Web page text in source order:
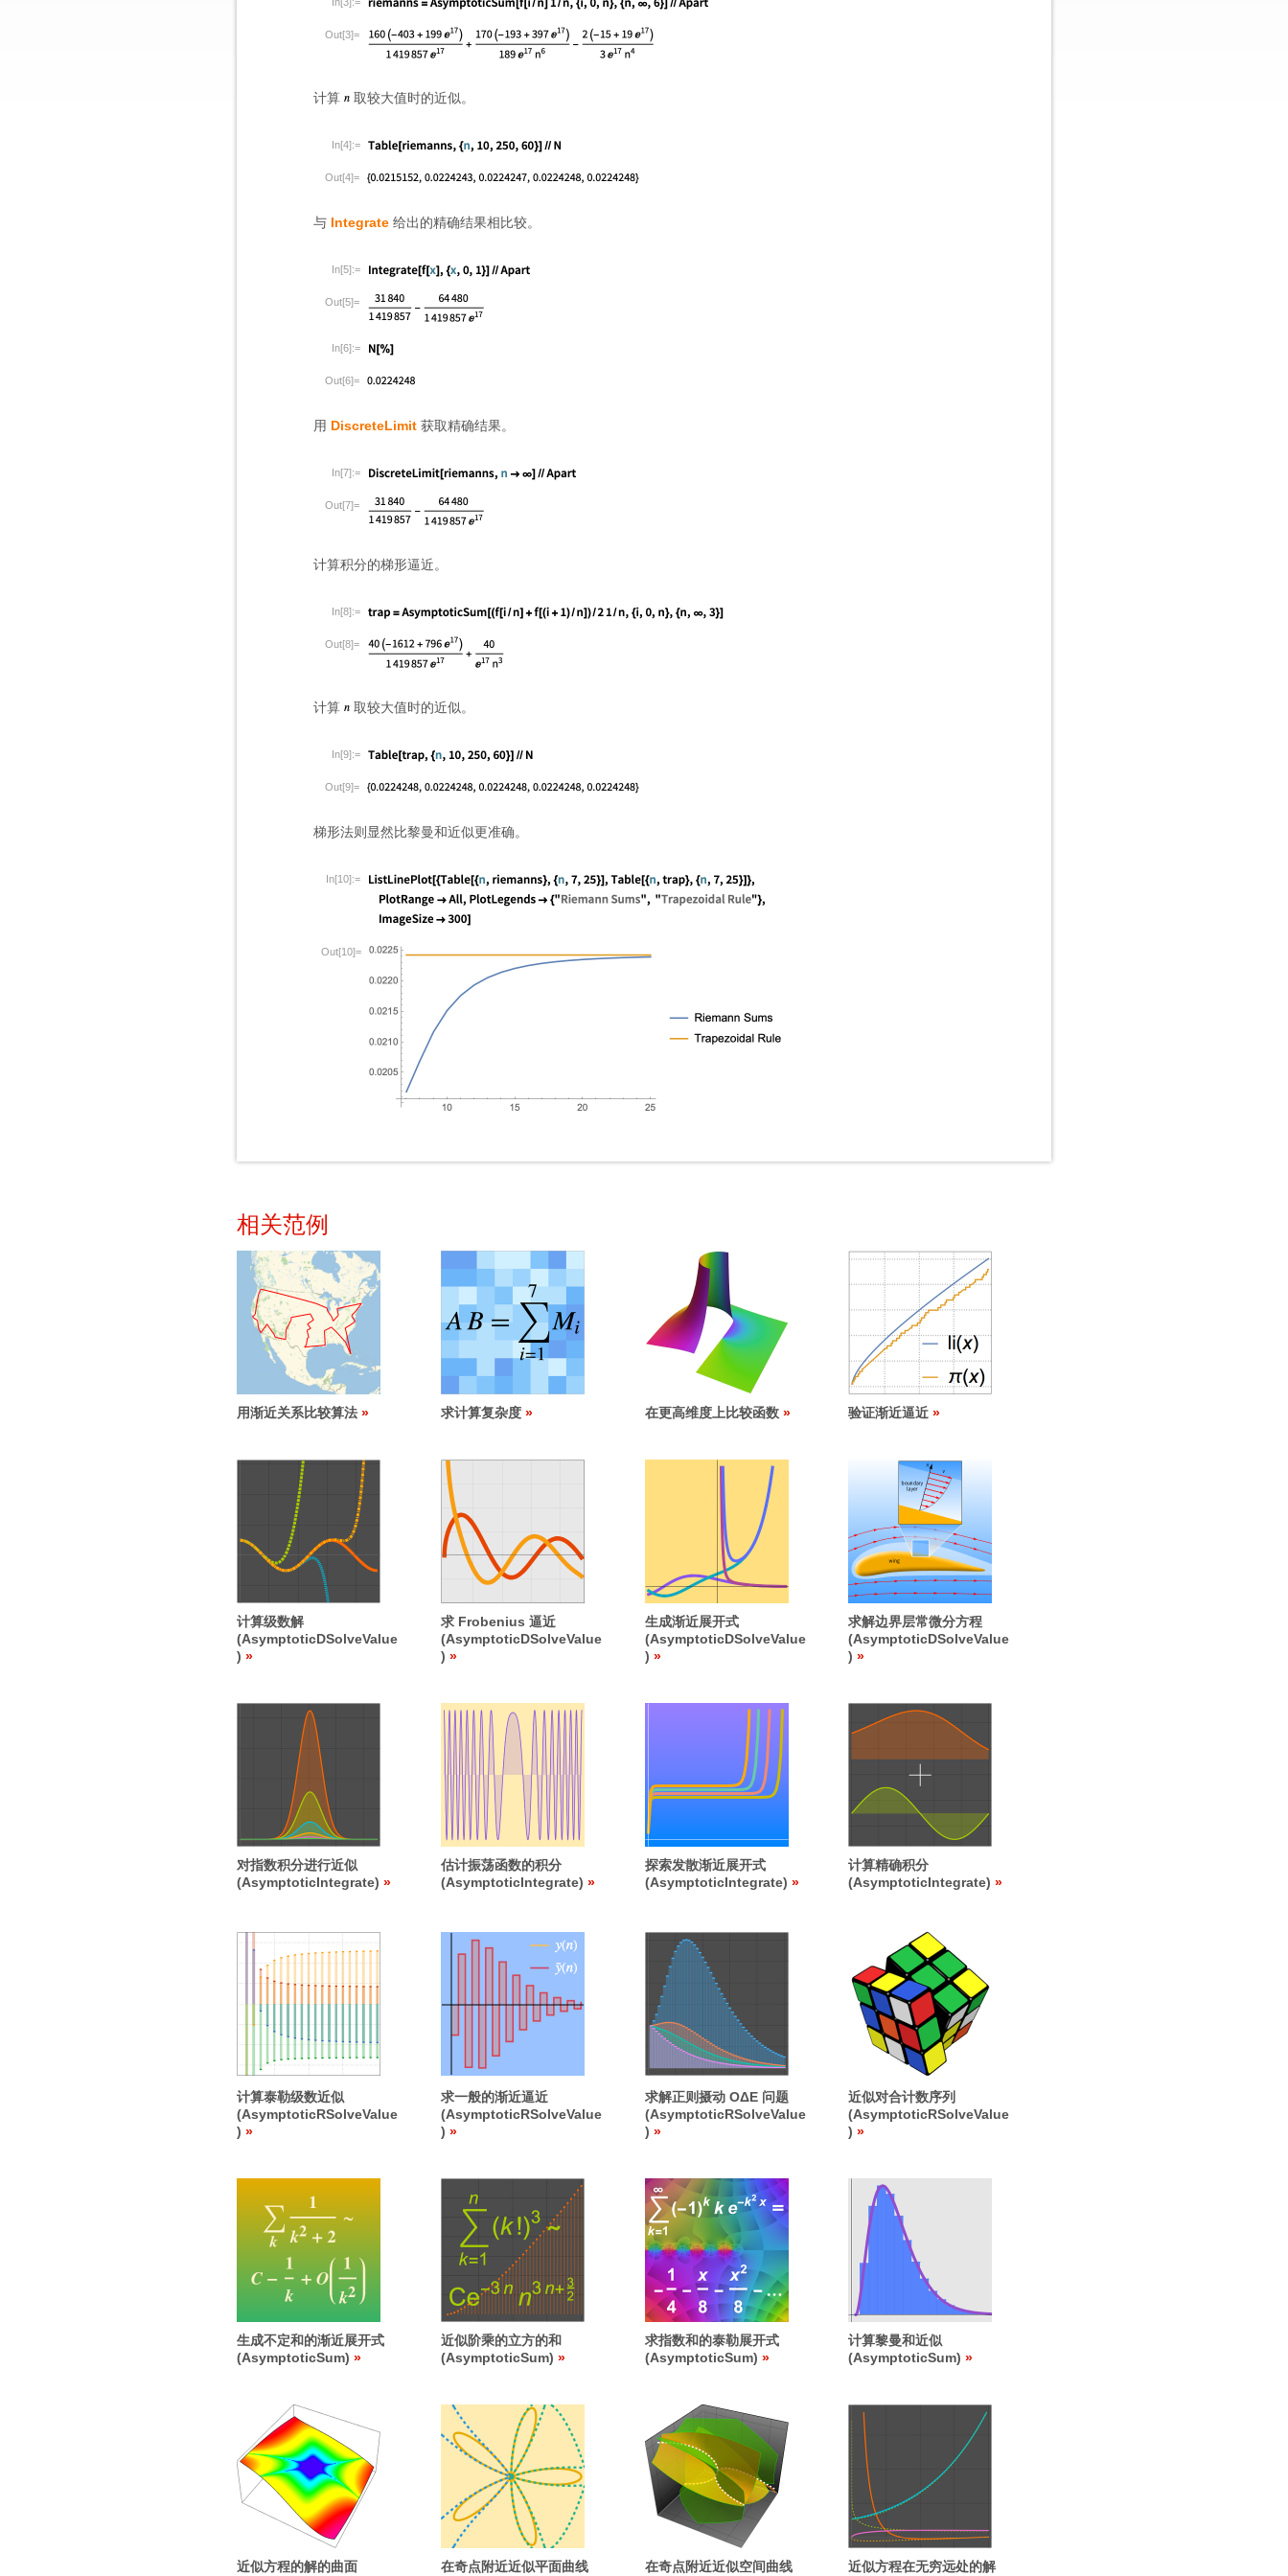
Out[3]=
计算 取较大值时的近似。
In[4]:=
Out[4]=
与 Integrate 给出的精确结果相比较。
In[5]:=
Out[5]=
In[6]:=
Out[6]=
用 DiscreteLimit 获取精确结果。
In[7]:=
Out[7]=
计算积分的梯形逼近。
In[8]:=
Out[8]=
计算 取较大值时的近似。
In[9]:=
Out[9]=
梯形法则显然比黎曼和近似更准确。
In[10]:=
Out[10]=
相关范例
用渐近关系比较算法 求计算复杂度 在更高维度上比较函数 验证渐近逼近
计算级数解
(AsymptoticDSolveValue
)
求 Frobenius 逼近
(AsymptoticDSolveValue
)
生成渐近展开式
(AsymptoticDSolveValue
)
求解边界层常微分方程
(AsymptoticDSolveValue
)
对指数积分进行近似
(AsymptoticIntegrate)
估计振荡函数的积分
(AsymptoticIntegrate)
探索发散渐近展开式
(AsymptoticIntegrate)
计算精确积分
(AsymptoticIntegrate)
计算泰勒级数近似
(AsymptoticRSolveValue
)
求一般的渐近逼近
(AsymptoticRSolveValue
)
求解正则摄动 OΔE 问题
(AsymptoticRSolveValue
)
近似对合计数序列
(AsymptoticRSolveValue
)
生成不定和的渐近展开式
(AsymptoticSum)
近似阶乘的立方的和
(AsymptoticSum)
求指数和的泰勒展开式
(AsymptoticSum)
计算黎曼和近似
(AsymptoticSum)
近似方程的解的曲面 在奇点附近近似平面曲线 在奇点附近近似空间曲线 近似方程在无穷远处的解